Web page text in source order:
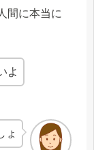
間に本当に
よ
ょ